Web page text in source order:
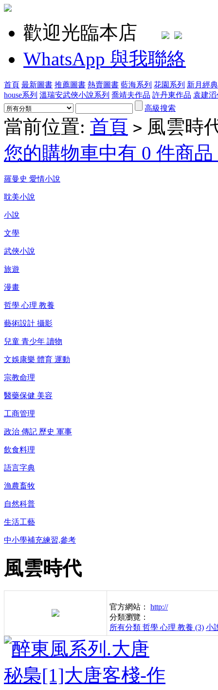
歡迎光臨本店
WhatsApp 與我聯絡
首頁 最新圖書 推薦圖書 熱賣圖書 藍海系列 花園系列 新月經
house系列 溫瑞安武俠小說系列 喬靖夫作品 許丹東作品 袁建
高級搜索
當前位置: 首頁 > 風雲時
您的購物車中有 0 件商
羅曼史 愛情小說
耽美小說
小說
文學
武俠小說
旅遊
漫畫
哲學 心理 教養
藝術設計 攝影
兒童 青少年 讀物
文娛康樂 體育 運動
宗教命理
醫藥保健 美容
工商管理
政治 傳記 歷史 軍事
飲食料理
語言字典
漁農畜牧
自然科普
生活工藝
中小學補充練習,參考
風雲時代
官方網站： http://
分類瀏覽：
所有分類 哲學 心理 教養 (3) 小